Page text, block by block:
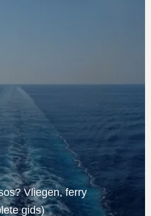
Vliegen, ferry
gids)